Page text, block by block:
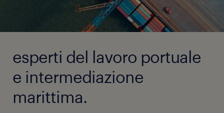
esperti del lavoro portuale
e intermediazione
marittima.